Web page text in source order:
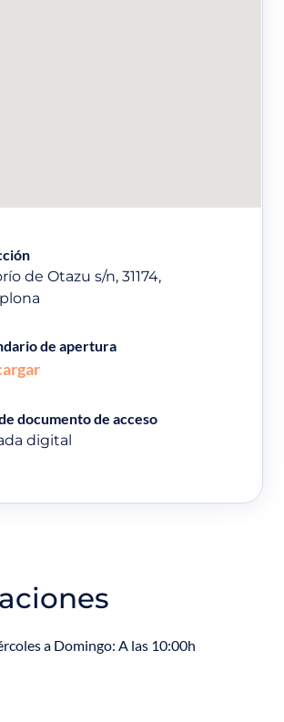
de Otazu s/n, 31174,
de apertura
documento de acceso
digital
a Domingo: A las 10:00h